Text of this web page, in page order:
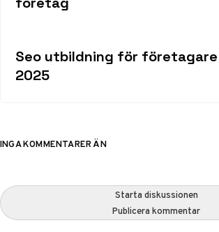
Seo utbildning för företagare
2025
INGA KOMMENTARER ÄN
Starta diskussionen
Publicera kommentar